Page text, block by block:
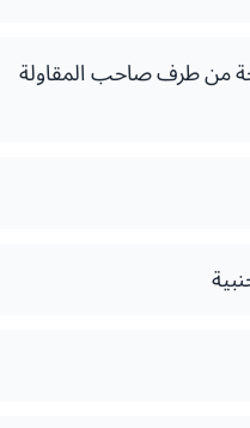
من طرف صاحب المقاولة